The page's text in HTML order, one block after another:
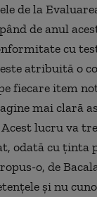
de la
de anul
cu
atribuită o
fiecare item
mai clară
lucru va
odată cu ținta
o, de
și nu